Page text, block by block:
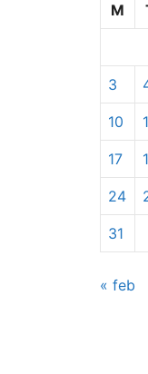
indlæg
M
3
10
17
24
31
« feb